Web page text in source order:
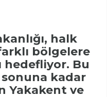
halk
bölgelere
hedefliyor. Bu
sonuna kadar
Yakakent ve